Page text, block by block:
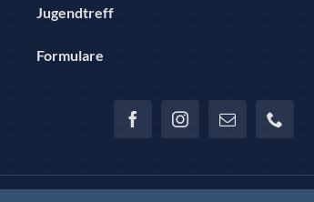
Jugendtreff
Formulare